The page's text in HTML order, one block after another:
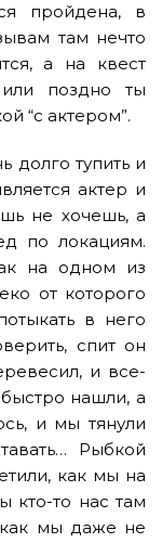
пройдена, в
там нечто
а на квест
поздно ты
“с актером”.
долго тупить и
актер и
не хочешь, а
по локациям.
на одном из
от которого
в него
спит он
и все-
нашли, а
и мы тянули
Рыбкой
как мы на
кто-то нас там
как мы даже не